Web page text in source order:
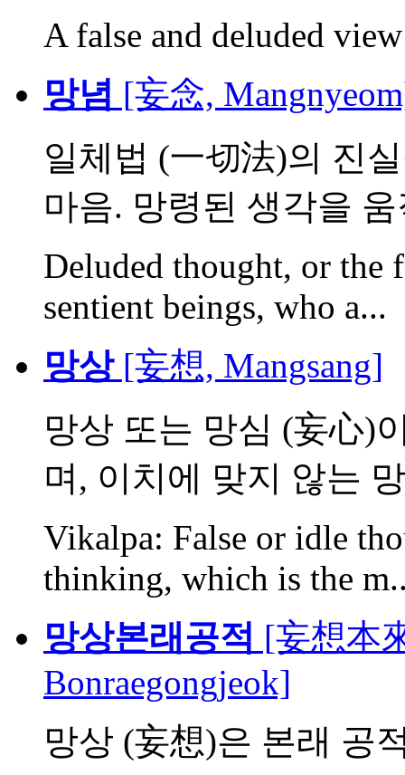
A false and deluded
망념 [妄念,
일체법 (一切法)의 진
마음. 망령된 생각을
Deluded thought, or the
sentient beings, who a...
망상[妄想, Mangsang]
망상 또는 망심 (妄心)
며, 이치에 맞지 않는
Vikalpa: False or idle
thinking, which is the
망상본래공적 [妄想本
Bonraegongjeok]
망상 (妄想)은 본래 공